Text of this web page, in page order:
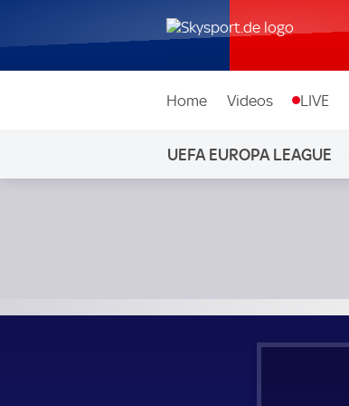
Home Videos LIVE
UEFA EUROPA LEAGUE